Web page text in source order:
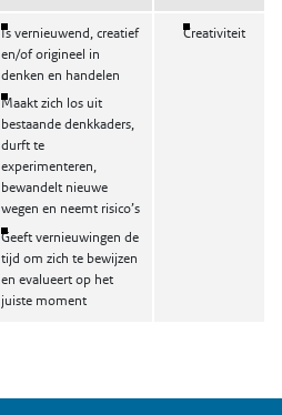
Is vernieuwend, creatief
en/of origineel in
denken en handelen
Maakt zich los uit
bestaande denkkaders,
durft te
experimenteren,
bewandelt nieuwe
wegen en neemt risico’s
Geeft vernieuwingen de
tijd om zich te bewijzen
en evalueert op het
juiste moment
Creativiteit